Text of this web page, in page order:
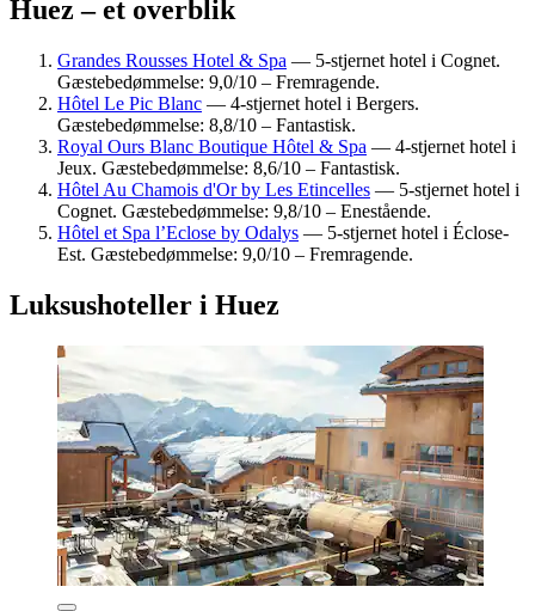
Huez – et overblik
Grandes Rousses Hotel & Spa — 5-stjernet hotel i Cognet.
Gæstebedømmelse: 9,0/10 – Fremragende.
Hôtel Le Pic Blanc — 4-stjernet hotel i Bergers.
Gæstebedømmelse: 8,8/10 – Fantastisk.
Royal Ours Blanc Boutique Hôtel & Spa — 4-stjernet hotel i
Jeux. Gæstebedømmelse: 8,6/10 – Fantastisk.
Hôtel Au Chamois d'Or by Les Etincelles — 5-stjernet hotel i
Cognet. Gæstebedømmelse: 9,8/10 – Enestående.
Hôtel et Spa l’Eclose by Odalys — 5-stjernet hotel i Éclose-
Est. Gæstebedømmelse: 9,0/10 – Fremragende.
Luksushoteller i Huez